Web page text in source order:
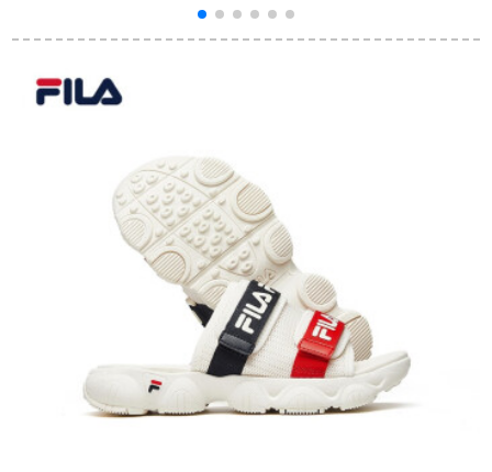
ツ男女兼名滑り止め
(男性用)41
ブロンド夏紳士サー
ダンル男性つま先カ
ッパー男性用厚手の